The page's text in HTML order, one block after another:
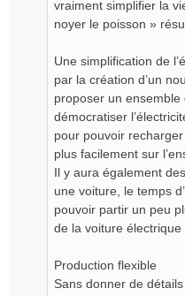
vraiment simplifier la
noyer le poisson »
Une simplification de
par la création d’un
proposer un
démocratiser
pour pouvoir
plus facilement sur
Il y aura également
une voiture, le temps
pouvoir partir un peu
de la voiture électrique
Production flexible
Sans donner de